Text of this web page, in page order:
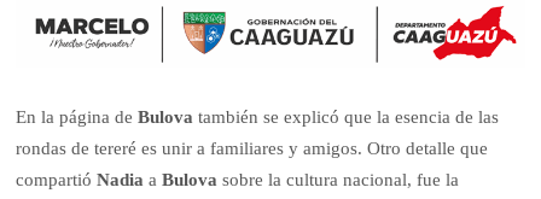
En la página deBulova también se explicó que la esencia de las
rondas de tereré es unir a familiares y amigos. Otro detalle que
compartióNadia aBulovasobre la cultura nacional, fue la